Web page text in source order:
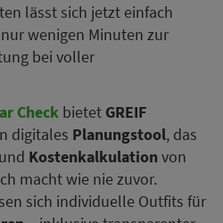
lässt sich jetzt einfach
wenigen Minuten zur
bei voller
Check bietet GREIF
digitales Planungstool, das
und Kostenkalkulation von
macht wie nie zuvor.
sich individuelle Outfits für